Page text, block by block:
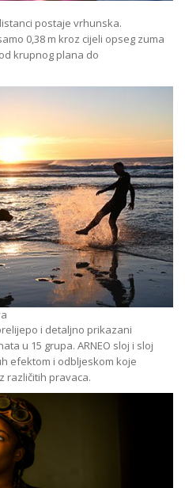
postaje vrhunska.
0,38 m kroz cijeli opseg zuma
krupnog plana do
i detaljno prikazani
u 15 grupa. ARNEO sloj i sloj
efektom i odbljeskom koje
različitih pravaca.